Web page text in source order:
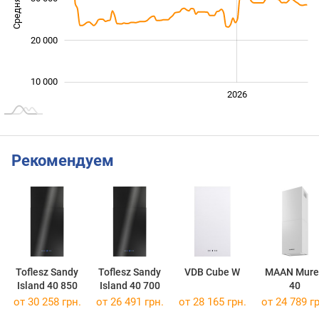
10 000
20 000
2026
Рекомендуем
Toflesz Sandy
Island 40 850
Toflesz Sandy
Island 40 700
VDB Cube W
MAAN
40
от 30 258 грн. от 26 491 грн. от 28 165 грн. от 24 789